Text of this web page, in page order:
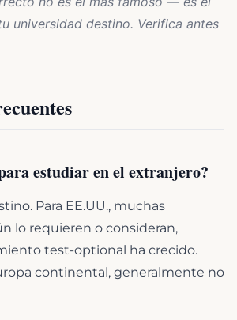
universidad destino. Verifica antes
estudiar en el extranjero?
Para EE.UU., muchas
lo requieren o consideran,
test-optional ha crecido.
continental, generalmente no